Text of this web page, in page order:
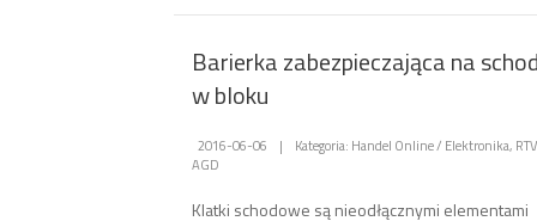
Barierka zabezpieczająca na
w bloku
2016-06-06 |
Kategoria: Handel Online / Elektronika,
AGD
Klatki schodowe są nieodłącznymi elementami